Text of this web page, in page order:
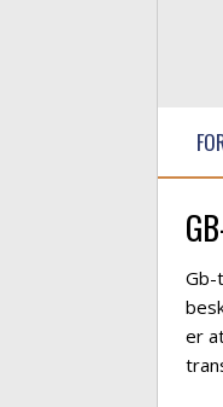
​Gb-
er